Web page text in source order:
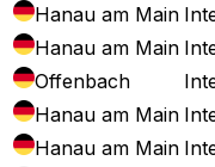
Hanau am Main
Hanau am Main
Offenbach
Hanau am Main
Hanau am Main